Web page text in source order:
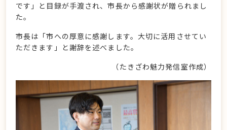
です」と目録が手渡され、市長から感謝状が贈られまし
た。
市長は「市への厚意に感謝します。大切に活用させてい
ただきます」と謝辞を述べました。
（たきざわ魅力発信室作成）